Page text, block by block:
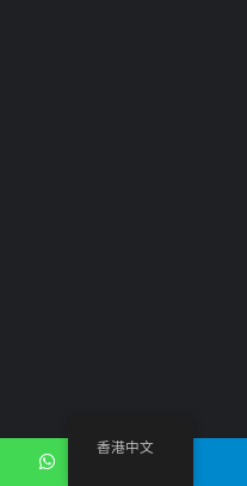
香港中文